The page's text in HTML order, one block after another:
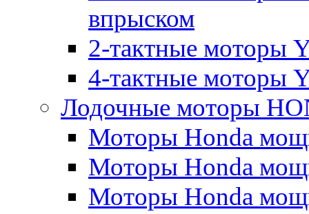
впрыском
2-тактные моторы
4-тактные моторы
Лодочные моторы
Моторы Honda
Моторы Honda
Моторы Honda